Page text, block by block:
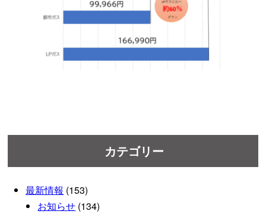
カテゴリー
最新情報 (153)
お知らせ (134)